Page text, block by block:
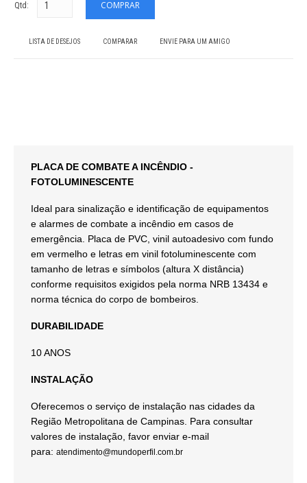
Qtd:
LISTA DE DESEJOS COMPARAR ENVIE PARA UM AMIGO
PLACA DE COMBATE A INCÊNDIO -
FOTOLUMINESCENTE
Ideal para sinalização e identificação de equipamentos
e alarmes de combate a incêndio em casos de
emergência. Placa de PVC, vinil autoadesivo com fundo
em vermelho e letras em vinil fotoluminescente com
tamanho de letras e símbolos (altura X distância)
conforme requisitos exigidos pela norma NRB 13434 e
norma técnica do corpo de bombeiros.
DURABILIDADE
10 ANOS
INSTALAÇÃO
Oferecemos o serviço de instalação nas cidades da
Região Metropolitana de Campinas. Para consultar
valores de instalação, favor enviar e-mail
para: atendimento@mundoperfil.com.br